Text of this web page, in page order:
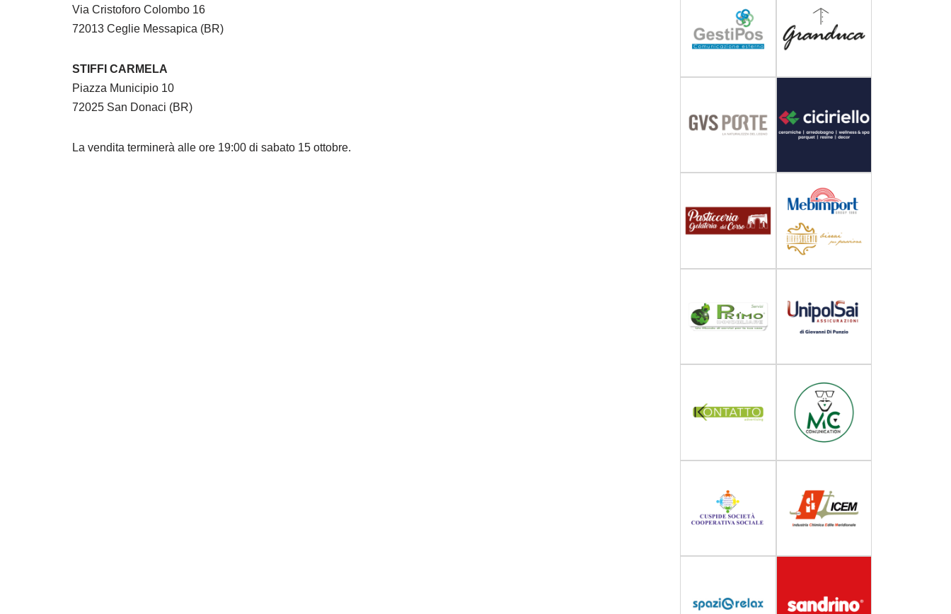
Via Cristoforo Colombo 16
72013 Ceglie Messapica (BR)
STIFFI CARMELA
Piazza Municipio 10
72025 San Donaci (BR)
La vendita terminerà alle ore 19:00 di sabato 15 ottobre.